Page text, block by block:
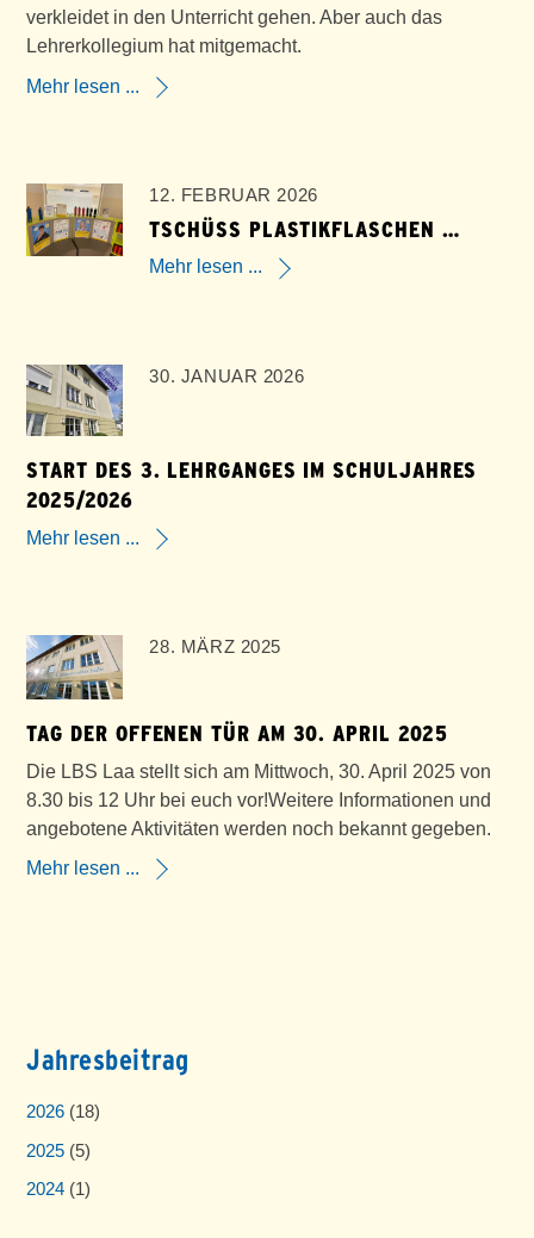
verkleidet in den Unterricht gehen. Aber auch das
Lehrerkollegium hat mitgemacht.
Mehr lesen ...
12. FEBRUAR 2026
TSCHÜSS PLASTIKFLASCHEN …
Mehr lesen ...
30. JANUAR 2026
START DES 3. LEHRGANGES IM SCHULJAHRES
2025/2026
Mehr lesen ...
28. MÄRZ 2025
TAG DER OFFENEN TÜR AM 30. APRIL 2025
Die LBS Laa stellt sich am Mittwoch, 30. April 2025 von
8.30 bis 12 Uhr bei euch vor!Weitere Informationen und
angebotene Aktivitäten werden noch bekannt gegeben.
Mehr lesen ...
Jahresbeitrag
2026 (18)
2025 (5)
2024 (1)